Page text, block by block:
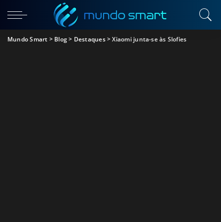
Mundo Smart > Blog> Destaques>Xiaomi junta-se às Slofies